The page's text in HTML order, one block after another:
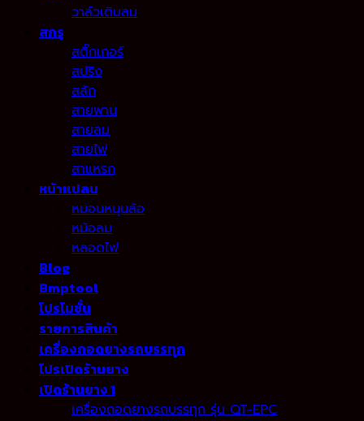
วาล์วเติมลม
สกรู
สติ๊กเกอร์
สปริง
สลัก
สายพาน
สายลม
สายไฟ
สาแหรก
หน้าแปลน
หมอนหนุนล้อ
หม้อลม
หลอดไฟ
Blog
Bmptool
โปรโมชั่น
รายการสินค้า
เครื่องถอดยางรถบรรทุก
โปรเปิดร้านยาง
เปิดร้านยาง 1
เครื่องถอดยางรถบรรทุก รุ่น QT-EPC